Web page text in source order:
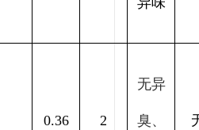
0.36 2
无异
臭、